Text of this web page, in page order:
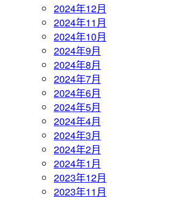
2024年12月
2024年11月
2024年10月
2024年9月
2024年8月
2024年7月
2024年6月
2024年5月
2024年4月
2024年3月
2024年2月
2024年1月
2023年12月
2023年11月